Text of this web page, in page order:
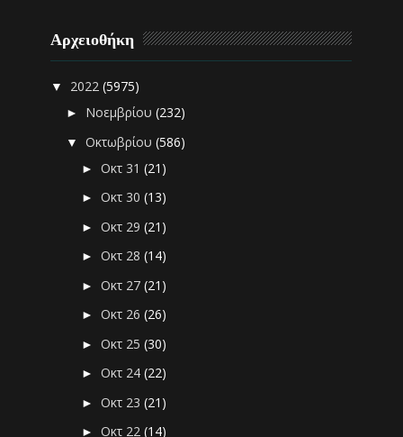
Αρχειοθήκη
▼ 2022(5975)
► Νοεμβρίου(232)
▼Οκτωβρίου(586)
►Οκτ 31(21)
►Οκτ 30(13)
►Οκτ 29(21)
►Οκτ 28(14)
►Οκτ 27(21)
►Οκτ 26(26)
►Οκτ 25(30)
►Οκτ 24(22)
►Οκτ 23(21)
►Οκτ 22(14)